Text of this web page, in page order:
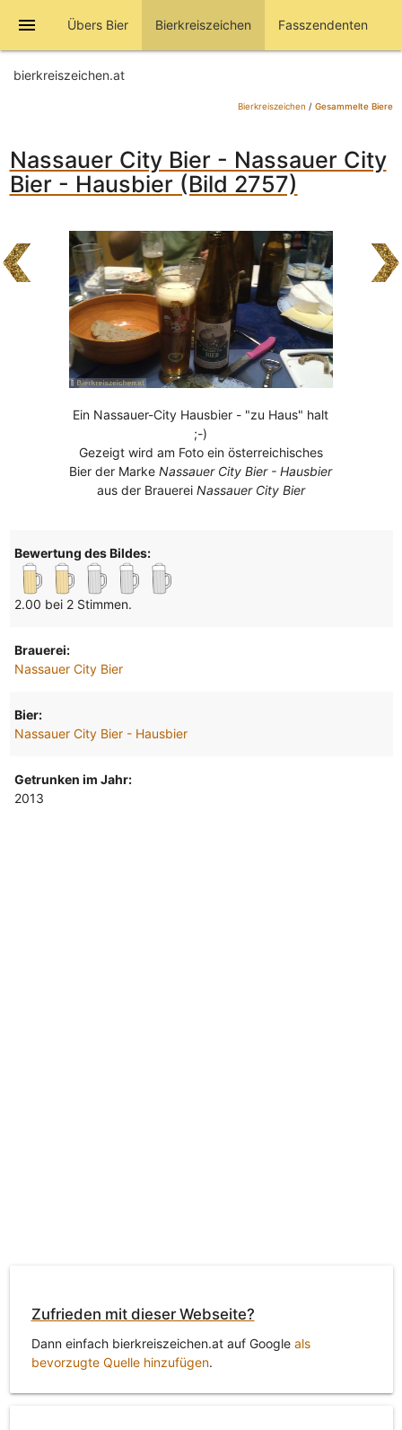
menu Übers Bier Bierkreiszeichen Fasszendenten
bierkreiszeichen.at
Bierkreiszeichen / Gesammelte Biere
Nassauer City Bier - Nassauer City
Bier - Hausbier (Bild 2757)
Ein Nassauer-City Hausbier - "zu Haus" halt
;-)
Gezeigt wird am Foto ein österreichisches
Bier der MarkeNassauer City Bier - Hausbier
aus der Brauerei Nassauer City Bier
Bewertung des Bildes:
2.00 bei 2 Stimmen.
Brauerei:
Nassauer City Bier
Bier:
Nassauer City Bier - Hausbier
Getrunken im Jahr:
2013
Zufrieden mit dieser Webseite?
Dann einfach bierkreiszeichen.at auf Google als
bevorzugte Quelle hinzufügen.